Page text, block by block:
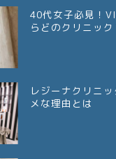
40代女子必見！
らどのクリニック
レジーナクリニ
メな理由とは